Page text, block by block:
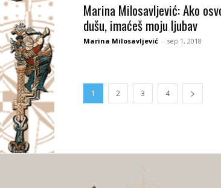
Marina Milosavljević: Ako
dušu, imaćeš moju ljubav
Marina Milosavljević - sep 1, 2018
1 2 3 4